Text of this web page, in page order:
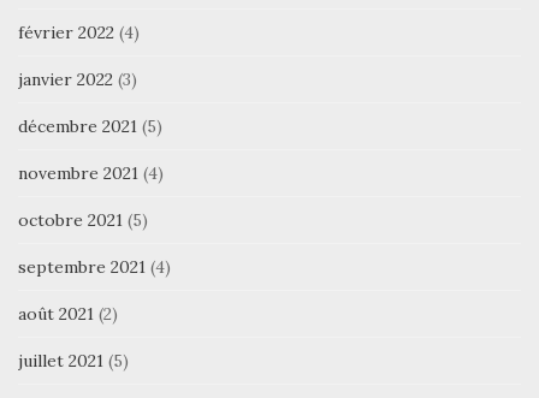
février 2022 (4)
janvier 2022 (3)
décembre 2021 (5)
novembre 2021 (4)
octobre 2021 (5)
septembre 2021 (4)
août 2021 (2)
juillet 2021 (5)